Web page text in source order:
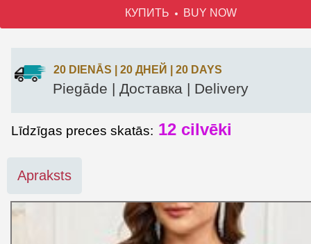
КУПИТЬ BUY NOW
20 DIENĀS | 20 ДНЕЙ | 20 DAYS
Piegāde | Доставка | Delivery
Līdzīgas preces skatās: 12 cilvēki
Apraksts